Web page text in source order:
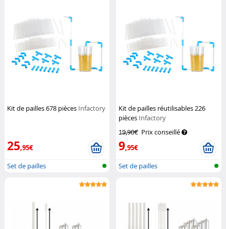
Kit de pailles 678 pièces Infactory
25,95€
Set de pailles
Kit de pailles réutilisables 226
pièces Infactory
19,90€ Prix conseillé
9,95€
Set de pailles